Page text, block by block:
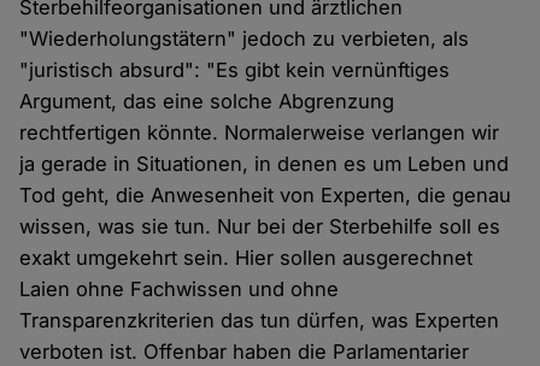
Sterbehilfeorganisationen und ärztlichen
"Wiederholungstätern" jedoch zu verbieten, als
"juristisch absurd": "Es gibt kein vernünftiges
Argument, das eine solche Abgrenzung
rechtfertigen könnte. Normalerweise verlangen wir
ja gerade in Situationen, in denen es um Leben und
Tod geht, die Anwesenheit von Experten, die genau
wissen, was sie tun. Nur bei der Sterbehilfe soll es
exakt umgekehrt sein. Hier sollen ausgerechnet
Laien ohne Fachwissen und ohne
Transparenzkriterien das tun dürfen, was Experten
verboten ist. Offenbar haben die Parlamentarier